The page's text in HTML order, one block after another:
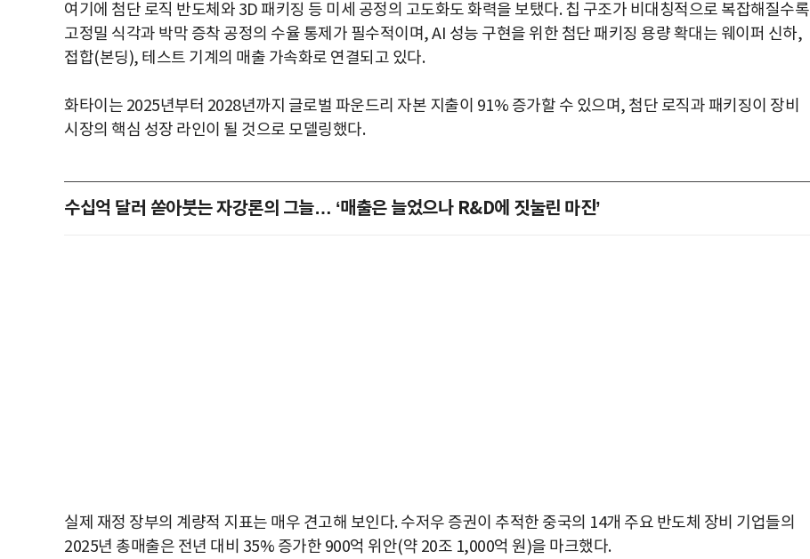
여기에 첨단 로직 반도체와 3D 패키징 등 미세 공정의 고도화도 화력을 보탰다. 칩 구조가 비대칭적으로 복잡해질수록
고정밀 식각과 박막 증착 공정의 수율 통제가 필수적이며, AI 성능 구현을 위한 첨단 패키징 용량 확대는 웨이퍼 신하,
접합(본딩), 테스트 기계의 매출 가속화로 연결되고 있다.
화타이는 2025년부터 2028년까지 글로벌 파운드리 자본 지출이 91% 증가할 수 있으며, 첨단 로직과 패키징이 장비
시장의 핵심 성장 라인이 될 것으로 모델링했다.
수십억 달러 쏟아붓는 자강론의 그늘… ‘매출은 늘었으나 R&D에 짓눌린 마진’
실제 재정 장부의 계량적 지표는 매우 견고해 보인다. 수저우 증권이 추적한 중국의 14개 주요 반도체 장비 기업들의
2025년 총매출은 전년 대비 35% 증가한 900억 위안(약 20조 1,000억 원)을 마크했다.
초보자도 반할 반전 매력”